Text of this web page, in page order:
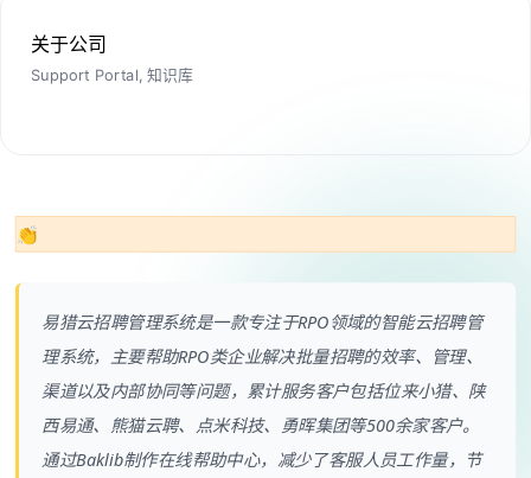
关于公司
Support Portal, 知识库
👏
易猎云招聘管理系统是一款专注于RPO领域的智能云招聘管
理系统，主要帮助RPO类企业解决批量招聘的效率、管理、
渠道以及内部协同等问题，累计服务客户包括位来小猎、陕
西易通、熊猫云聘、点米科技、勇晖集团等500余家客户。
通过Baklib制作在线帮助中心，减少了客服人员工作量，节